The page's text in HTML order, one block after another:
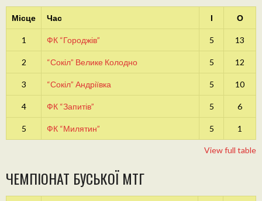
Місце Час І О
1 ФК “Городжів” 5 13
2 “Сокіл” Велике Колодно 5 12
3 “Сокіл” Андріївка 5 10
4 ФК “Запитів” 5 6
5 ФК “Милятин” 5 1
View full table
ЧЕМПІОНАТ БУСЬКОЇ МТГ